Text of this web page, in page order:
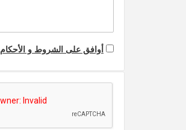
أوافق على الشروط و الأحكام